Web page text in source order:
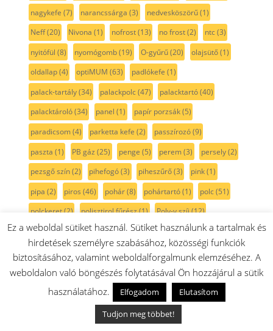
nagykefe (7) narancssárga (3) nedvesköszörű(1)
Neff(20) Nivona (1) nofrost(13) no frost(2) ntc(3)
nyitófül (8) nyomógomb(19) O-gyűrű(20) olajsütő(1)
oldallap(4) optiMUM (63) padlókefe (1)
palack-tartály(34) palackpolc(47) palacktartó(40)
palacktároló(34) panel (1) papír porzsák(5)
paradicsom(4) parketta kefe (2) passzírozó(9)
paszta (1) PB gáz (25) penge (5) perem(3) persely(2)
pezsgő szín(2) pihefogó(3) piheszűrő(3) pink(1)
pipa (2) piros (46) pohár(8) pohártartó(1) polc(51)
polckeret(2) polisztirol fűrész(1) Poly-v szíj(12)
polírozógép(1) por(1) porleválasztó(1) porszívó (454)
porszívókefe Porszívó motor
porszívómotor(14) porszűrő(62) portartály (46)
porzsák(25) porzsák nélküli(9) porzsáktartó(8)
porzsáktartóegység
Ez a weboldal sütiket használ. Sütiket használunk a tartalmak és
hirdetések személyre szabásához, közösségi funkciók
biztosításához, valamint weboldalforgalmunk elemzéséhez. A
weboldalon való böngészés folytatásával Ön hozzájárul a sütik
használatához.
Elfogadom
Elutasítom
Tudjon meg többet!